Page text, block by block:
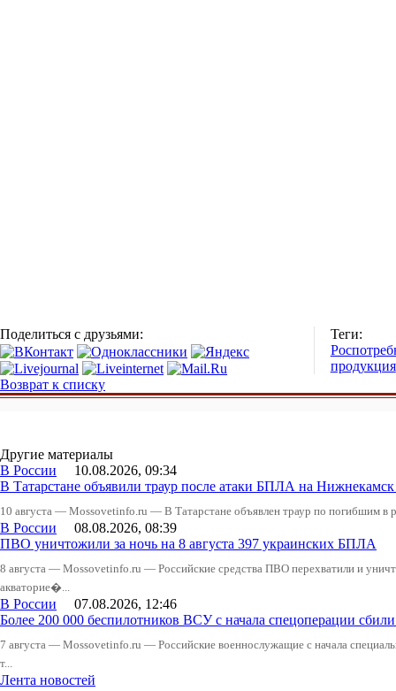
Поделиться с друзьями:
Теги:
продукция
Возврат к списку
Другие материалы
В России 10.08.2026, 09:34
В Татарстане объявили траур после атаки БПЛА на
10 августа — Mossovetinfo.ru — В Татарстане объявлен траур по погибшим в
В России 08.08.2026, 08:39
ПВО уничтожили за ночь на 8 августа 397 украинских БПЛА
8 августа — Mossovetinfo.ru — Российские средства ПВО перехватили и
акваторие�...
В России 07.08.2026, 12:46
Более 200 000 беспилотников ВСУ с начала спецоперации
7 августа — Mossovetinfo.ru — Российские военнослужащие с начала
т...
Лента новостей